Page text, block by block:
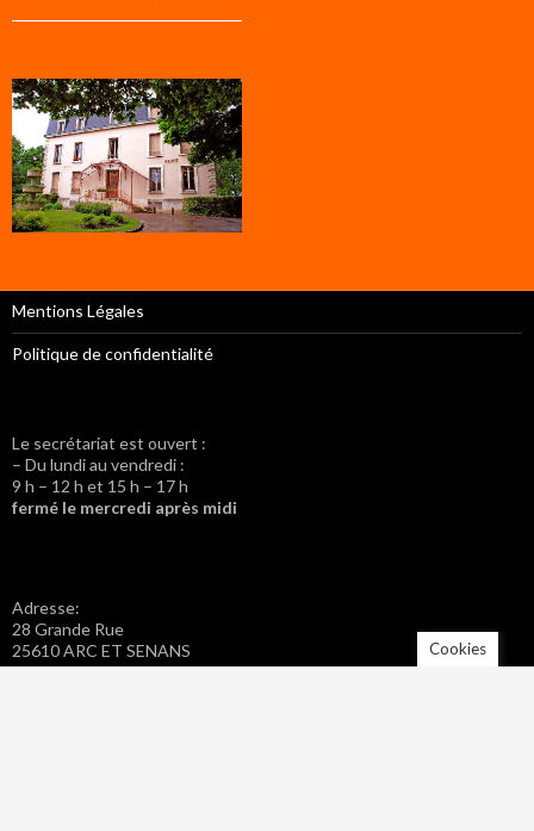
Mentions Légales
Politique de confidentialité
Le secrétariat est ouvert :
– Du lundi au vendredi :
9 h – 12 h et 15 h – 17 h
fermé le mercredi après midi
Adresse:
28 Grande Rue
25610 ARC ET SENANS
Tel. : 03 81 57 42 20
Cookies